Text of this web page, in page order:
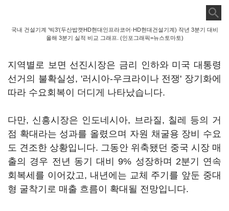
국내 건설기계 '빅3'(두산밥캣HD현대인프라코어·HD현대건설기계) 작년 3분기 대비
올해 3분기 실적 비교 그래프. (인포그래픽=뉴스토마토)
지역별로 보면 선진시장은 금리 인하와 미국 대통령
선거의 불확실성, '러시아-우크라이나 전쟁' 장기화에
따라 수요회복이 더디게 나타났습니다.
다만, 신흥시장은 인도네시아, 브라질, 칠레 등의 거
점 확대라는 성과를 올렸으며 자원 채굴용 장비 수요
도 견조한 상황입니다. 그동안 위축됐던 중국 시장 매
출의 경우 전년 동기 대비 9% 성장하며 2분기 연속
회복세를 이어갔고, 내년에는 교체 주기를 앞둔 중대
형 굴착기로 매출 흐름이 확대될 전망입니다.